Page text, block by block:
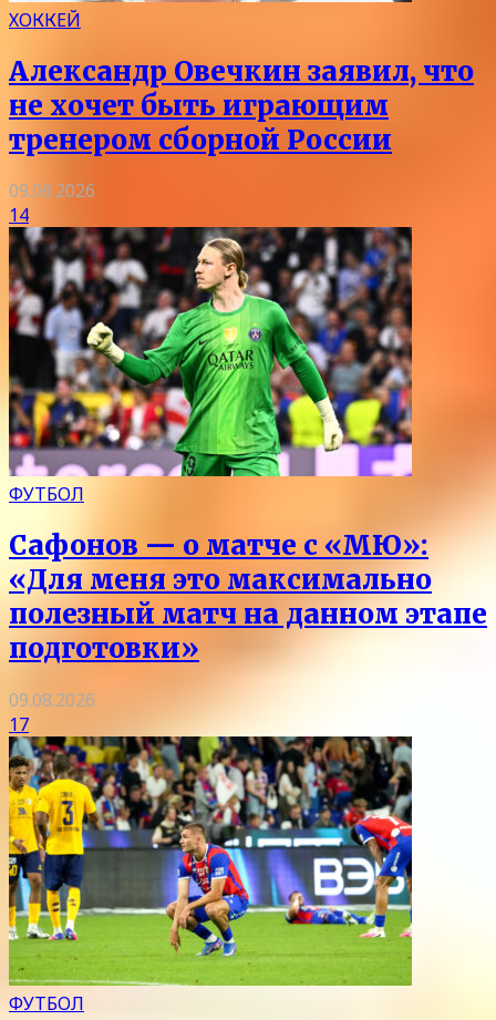
ХОККЕЙ
Александр Овечкин заявил, что
не хочет быть играющим
тренером сборной России
09.08.2026
14
ФУТБОЛ
Сафонов — о матче с «МЮ»:
«Для меня это максимально
полезный матч на данном этапе
подготовки»
09.08.2026
17
ФУТБОЛ